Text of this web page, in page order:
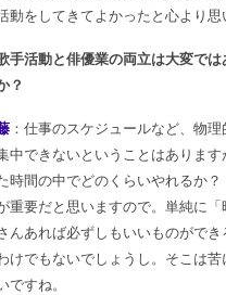
動をしてきてよかったと心より思
手活動と俳優業の両立は大変では
？
：仕事のスケジュールなど、物理
中できないということはあります
時間の中でどのくらいやれるか
重要だと思いますので。単純に「
んあれば必ずしもいいものができ
けでもないでしょうし。そこは苦
ですね。